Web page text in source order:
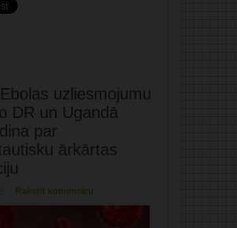
uzliesmojumu
DR un Ugandā
par
ārkārtas
Rakstīt komentāru